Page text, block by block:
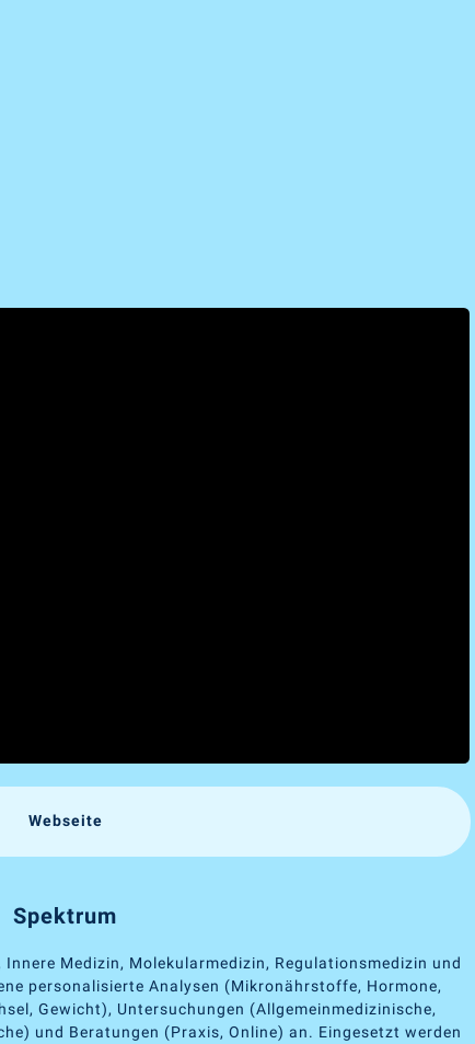
Webseite
Spektrum
Medizin, Molekularmedizin, Regulationsmedizin und
personalisierte Analysen (Mikronährstoffe, Hormone,
Gewicht), Untersuchungen (Allgemeinmedizinische,
und Beratungen (Praxis, Online) an. Eingesetzt werden